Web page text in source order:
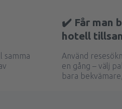
samma
✔️ Får man
hotell
Använd
en gång – välj
bara